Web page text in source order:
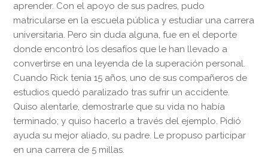
aprender. Con el apoyo de sus padres, pudo
matricularse en la escuela pública y estudiar una carrera
universitaria. Pero sin duda alguna, fue en el deporte
donde encontró los desafíos que le han llevado a
convertirse en una leyenda de la superación personal.
Cuando Rick tenía 15 años, uno de sus compañeros de
estudios quedó paralizado tras sufrir un accidente.
Quiso alentarle, demostrarle que su vida no había
terminado; y quiso hacerlo a través del ejemplo. Pidió
ayuda su mejor aliado, su padre. Le propuso participar
en una carrera de 5 millas.